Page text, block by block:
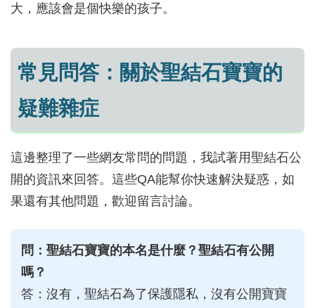
大，應該會是個快樂的孩子。
常見問答：關於聖結石寶寶的
疑難雜症
這邊整理了一些網友常問的問題，我試著用聖結石公
開的資訊來回答。這些QA能幫你快速解決疑惑，如
果還有其他問題，歡迎留言討論。
問：聖結石寶寶的本名是什麼？聖結石有公開
嗎？
答：沒有，聖結石為了保護隱私，沒有公開寶寶